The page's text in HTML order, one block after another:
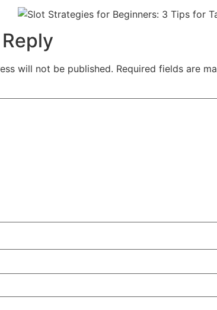
will not be published. Required fields are